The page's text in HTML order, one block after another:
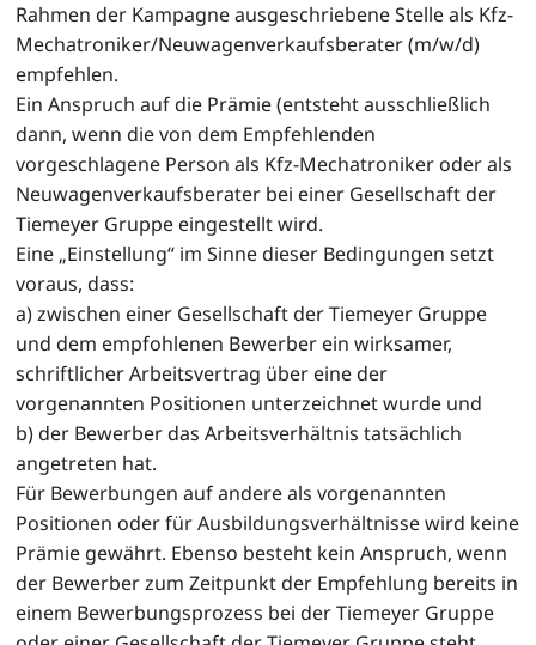
Rahmen der Kampagne ausgeschriebene Stelle als Kfz-
Mechatroniker/Neuwagenverkaufsberater (m/w/d)
empfehlen.
Ein Anspruch auf die Prämie (entsteht ausschließlich
dann, wenn die von dem Empfehlenden
vorgeschlagene Person als Kfz-Mechatroniker oder als
Neuwagenverkaufsberater bei einer Gesellschaft der
Tiemeyer Gruppe eingestellt wird.
Eine „Einstellung“ im Sinne dieser Bedingungen setzt
voraus, dass:
a) zwischen einer Gesellschaft der Tiemeyer Gruppe
und dem empfohlenen Bewerber ein wirksamer,
schriftlicher Arbeitsvertrag über eine der
vorgenannten Positionen unterzeichnet wurde und
b) der Bewerber das Arbeitsverhältnis tatsächlich
angetreten hat.
Für Bewerbungen auf andere als vorgenannten
Positionen oder für Ausbildungsverhältnisse wird keine
Prämie gewährt. Ebenso besteht kein Anspruch, wenn
der Bewerber zum Zeitpunkt der Empfehlung bereits in
einem Bewerbungsprozess bei der Tiemeyer Gruppe